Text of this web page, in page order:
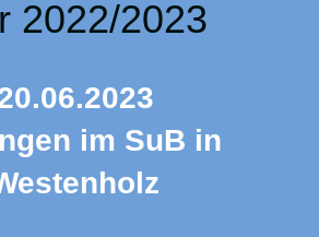
2022/2023
im SuB in